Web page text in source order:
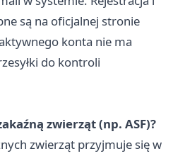
są na oficjalnej stronie
konta nie ma
do kontroli
zwierząt (np. ASF)?
zwierząt przyjmuje się w